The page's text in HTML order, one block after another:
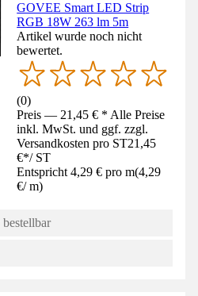
GOVEE Smart LED Strip
RGB 18W 263 lm 5m
Artikel wurde noch nicht
bewertet.
(0)
Preis — 21,45 € * Alle Preise
inkl. MwSt. und ggf. zzgl.
Versandkosten pro ST21,45
€*/ ST
Entspricht 4,29 € pro m(4,29
€/ m)